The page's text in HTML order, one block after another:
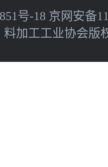
号-18 京网安备
料加工工业协会版